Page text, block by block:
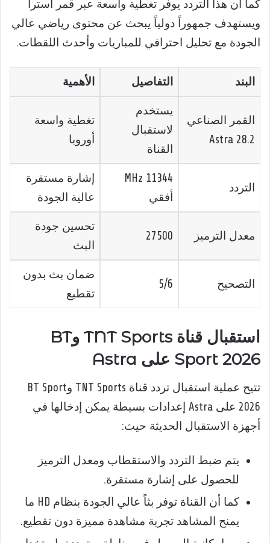
كما أن هذا التردد يوفر تغطية واسعة عبر قمر أسترا
ويستهدف جمهوراً دولياً يبحث عن محتوى رياضي عالي
الجودة مع تحليل احترافي للمباريات وأحدث اللقطات.
البند التفاصيل الأهمية
القمر الصناعي
Astra 28.2
يستخدم
لاستقبال
القناة
تغطية واسعة
أوروبا
التردد
11344 MHz
أفقي
إشارة مستقرة
عالية الجودة
معدل الترميز 27500
تحسين جودة
البث
التصحيح 5/6
ضمان بث بدون
تقطيع
استقبال قناة TNT Sports وBT
Sport 2026 على Astra
تتيح عملية استقبال تردد قناة TNT Sports وBT Sport
2026 على Astra إعدادات بسيطة يمكن إدخالها في
أجهزة الاستقبال الحديثة حيث:
يتم ضبط التردد والاستقطاب ومعدل الترميز
للحصول على إشارة مستقرة.
كما أن القناة توفر بثاً عالي الجودة بنظام HD ما
يمنح المشاهد تجربة مشاهدة مميزة دون تقطيع.